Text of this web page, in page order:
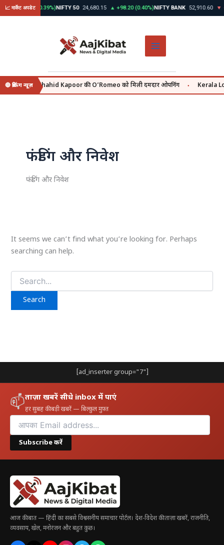
Skip
to
📈 मार्केट अपडेट
▲ +312.45 (0.39%)NIFTY 50 24,680.15 ▲ +98.20 (0.40%)NIFTY BANK 52,910.60 ▼ -
🔴 ब्रेकिंग न्यूज़
se, वहीं Shahid Kapoor की O’Romeo को मिली दमदार ओपनिंग Kerala
फंडिंग और निवेश
फंडिंग और निवेश
It seems we can’t find what you’re looking for. Perhaps
searching can help.
Search
for:
[ad_inserter group="7"]
📫ताज़ा खबरें सीधे inbox में पाएं
हर सुबह की बड़ी खबरें — बिल्कुल मुफ़्त
Subscribe करें
आज की बात — हिंदी का सबसे विश्वसनीय समाचार पोर्टल। देश-विदेश की ताज़ा खबरें, राजनीति,
व्यवसाय, खेल, मनोरंजन और बहुत कुछ।